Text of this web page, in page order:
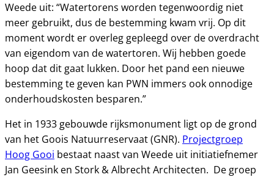
Weede uit: “Watertorens worden tegenwoordig niet
meer gebruikt, dus de bestemming kwam vrij. Op dit
moment wordt er overleg gepleegd over de overdracht
van eigendom van de watertoren. Wij hebben goede
hoop dat dit gaat lukken. Door het pand een nieuwe
bestemming te geven kan PWN immers ook onnodige
onderhoudskosten besparen.”
Het in 1933 gebouwde rijksmonument ligt op de grond
van het Goois Natuurreservaat (GNR). Projectgroep
Hoog Gooi bestaat naast van Weede uit initiatiefnemer
Jan Geesink en Stork & Albrecht Architecten. De groep